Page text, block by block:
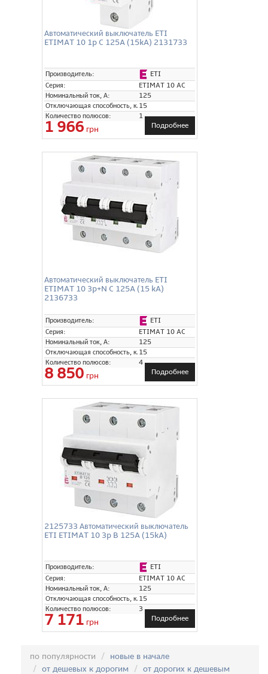
Автоматический выключатель ETI
ETIMAT 10 1p C 125A (15kA) 2131733
Производитель:
ETI
Серия:
ETIMAT 10 AC
Номинальный ток, А:
125
Отключающая способность, кА:15
Количество полюсов:
1
1 966 грн Подробнее
Автоматический выключатель ETI
ETIMAT 10 3p+N C 125A (15 kA)
2136733
Производитель:
ETI
Серия:
ETIMAT 10 AC
Номинальный ток, А:
125
Отключающая способность, кА:15
Количество полюсов:
4
8 850 грн Подробнее
2125733 Автоматический выключатель
ETI ETIMAT 10 3p B 125A (15kA)
Производитель:
ETI
Серия:
ETIMAT 10 AC
Номинальный ток, А:
125
Отключающая способность, кА:15
Количество полюсов:
3
7 171 грн Подробнее
по популярности
новые в начале
от дешевых к дорогим
от дорогих к дешевым